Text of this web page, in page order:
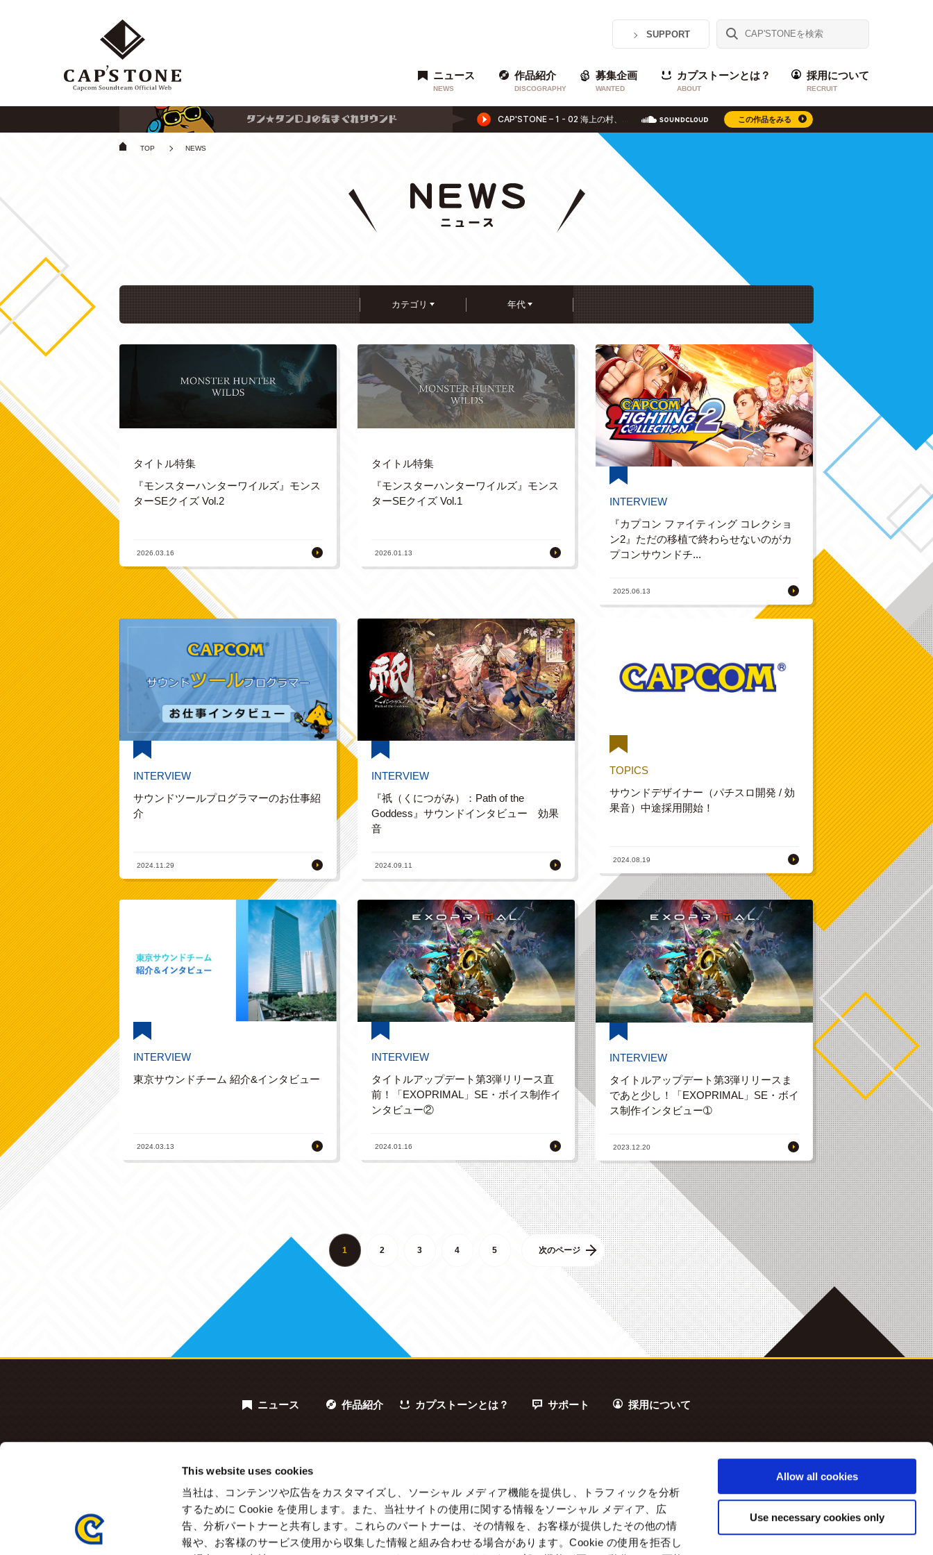
This website uses cookies
当社は、コンテンツや広告をカスタマイズし、ソーシャル メディア機能を提供し、トラフィックを分析
するために Cookie を使用します。また、当社サイトの使用に関する情報をソーシャル メディア、広
告、分析パートナーと共有します。これらのパートナーは、その情報を、お客様が提供したその他の情
報や、お客様のサービス使用から収集した情報と組み合わせる場合があります。Cookie の使用を拒否し
Allow all cookies
Use necessary cookies only
SUPPORT
ニュース
NEWS
作品紹介
DISCOGRAPHY
募集企画
WANTED
カプストーンとは？
ABOUT
採用について
RECRUIT
この作品をみる
TOP NEWS
カテゴリ 年代
タイトル特集
『モンスターハンターワイルズ』モンス
ターSEクイズ Vol.2
2026.03.16
タイトル特集
『モンスターハンターワイルズ』モンス
ターSEクイズ Vol.1
2026.01.13
INTERVIEW
『カプコン ファイティング コレクショ
ン2』ただの移植で終わらせないのがカ
プコンサウンドチ...
2025.06.13
INTERVIEW
サウンドツールプログラマーのお仕事紹
介
2024.11.29
INTERVIEW
『祇（くにつがみ）：Path of the
Goddess』サウンドインタビュー 効果
音
2024.09.11
TOPICS
サウンドデザイナー（パチスロ開発 / 効
果音）中途採用開始！
2024.08.19
INTERVIEW
東京サウンドチーム 紹介&インタビュー
2024.03.13
INTERVIEW
タイトルアップデート第3弾リリース直
前！「EXOPRIMAL」SE・ボイス制作イ
ンタビュー②
2024.01.16
INTERVIEW
タイトルアップデート第3弾リリースま
であと少し！「EXOPRIMAL」SE・ボイ
ス制作インタビュー➀
2023.12.20
1 2 3 4 5 次のページ
ニュース 作品紹介 カプストーンとは？ サポート 採用について